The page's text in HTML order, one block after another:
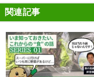
関連記事